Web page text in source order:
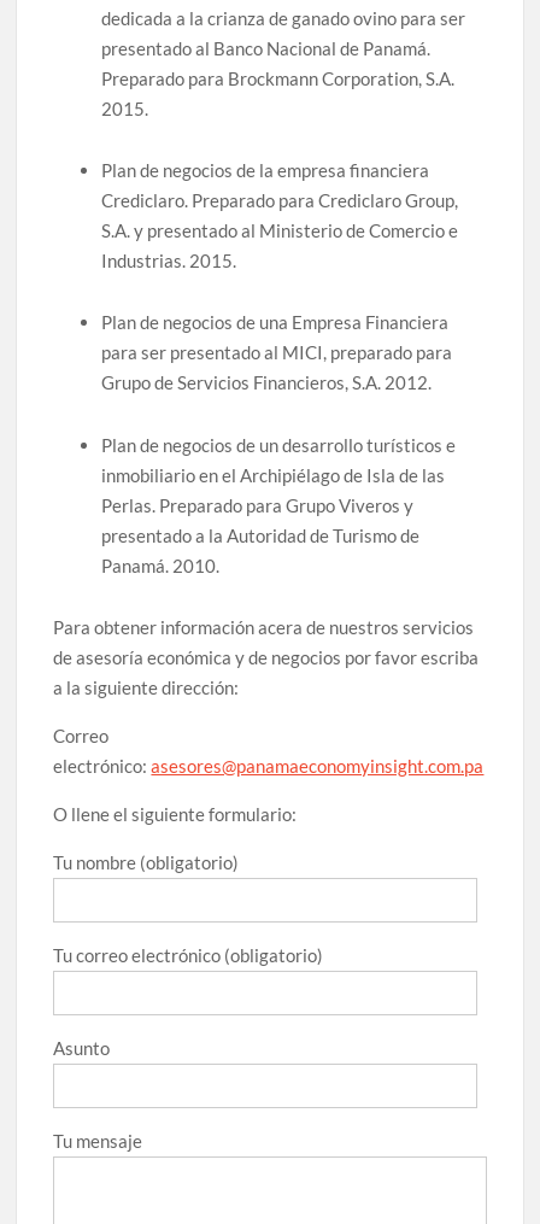
dedicada a la crianza de ganado ovino para ser
presentado al Banco Nacional de Panamá.
Preparado para Brockmann Corporation, S.A.
2015.
Plan de negocios de la empresa financiera
Crediclaro. Preparado para Crediclaro Group,
S.A. y presentado al Ministerio de Comercio e
Industrias. 2015.
Plan de negocios de una Empresa Financiera
para ser presentado al MICI, preparado para
Grupo de Servicios Financieros, S.A. 2012.
Plan de negocios de un desarrollo turísticos e
inmobiliario en el Archipiélago de Isla de las
Perlas. Preparado para Grupo Viveros y
presentado a la Autoridad de Turismo de
Panamá. 2010.
Para obtener información acera de nuestros servicios
de asesoría económica y de negocios por favor escriba
a la siguiente dirección:
Correo
electrónico:asesores@panamaeconomyinsight.com.pa
O llene el siguiente formulario:
Tu nombre (obligatorio)
Tu correo electrónico (obligatorio)
Asunto
Tu mensaje